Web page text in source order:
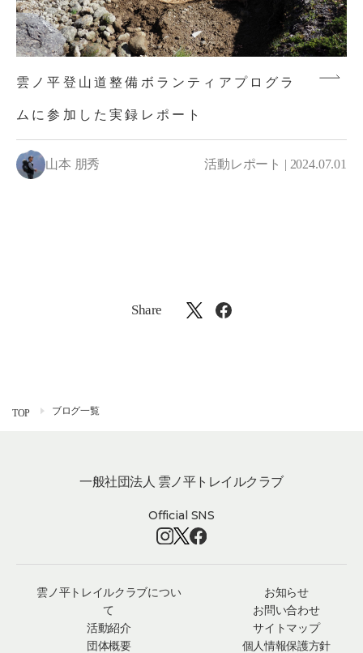
雲ノ平登山道整備ボランティアプログラ
ムに参加した実録レポート
山本 朋秀 活動レポート | 2024.07.01
Share
TOP ブログ一覧
一般社団法人 雲ノ平トレイルクラブ
Official SNS
雲ノ平トレイルクラブについ
て
活動紹介
団体概要
お知らせ
お問い合わせ
サイトマップ
個人情報保護方針